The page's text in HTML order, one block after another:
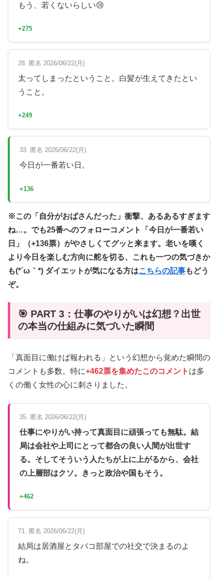
もう、若くないらしい😢
+275
28. 匿名 2026/06/22(月)
太ってしまったということ。白髪が生えてきたとい
うこと。
+249
33. 匿名 2026/06/22(月)
今日が一番若い日。
+136
※この「自分がおばさんだった」衝撃、あるあるすぎます
ね…。でも25番へのフォローコメント「今日が一番若い
日」（+136票）がやさしくてグッと来ます。老いを嘆く
より今日を楽しむ方向に舵を切る、これも一つの気づきか
も(*´ω｀*) ダイエットが気になる方はこちらの記事もどう
ぞ。
🎯 PART 3：仕事のやりがいは幻想？出世
の本当の仕組みに気づいた瞬間
「真面目に働けば報われる」という幻想から覚めた瞬間の
コメントも多数。特に+462票を集めたこのコメント は多
くの働く女性の心に刺さりました。
35. 匿名 2026/06/22(月)
仕事にやりがい持って真面目に頑張っても無駄。結
局は会社や上司にとって都合の良い人間が出世す
る。そしてそういう人たちが上に上がるから、会社
の上層部はクソ。きっと政治や国もそう。
+462
71. 匿名 2026/06/22(月)
結局は居酒屋とタバコ部屋での社交で決まるのよ
ね。